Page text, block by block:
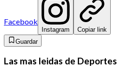
Facebook
Instagram
Copiar link
Guardar
Las mas leidas de Deportes